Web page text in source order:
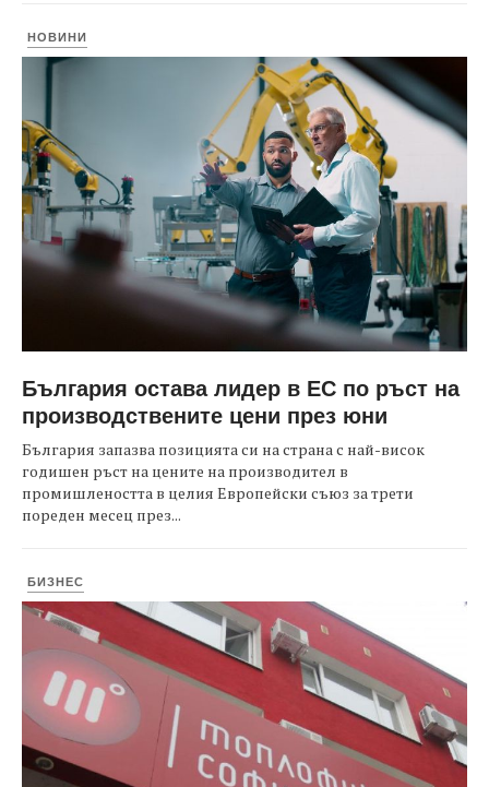
НОВИНИ
България остава лидер в ЕС по ръст на
производствените цени през юни
България запазва позицията си на страна с най-висок
годишен ръст на цените на производител в
промишлеността в целия Европейски съюз за трети
пореден месец през...
БИЗНЕС